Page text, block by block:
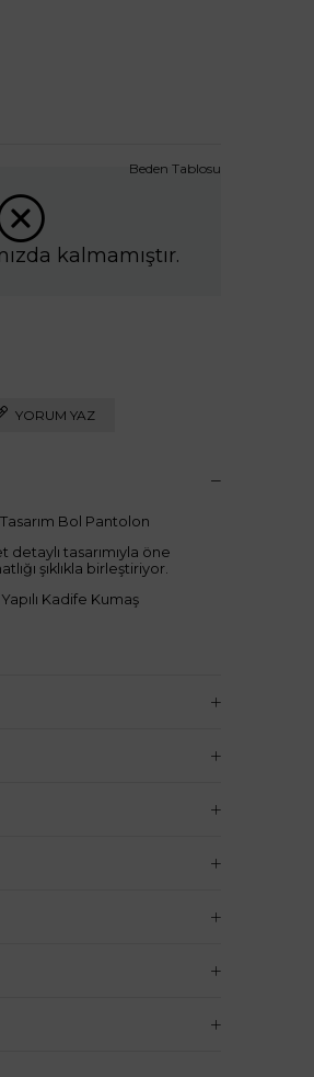
kalmamıştır.
Beden Tablosu
YORUM YAZ
Bol Pantolon
tasarımıyla öne
şıklıkla birleştiriyor.
Kadife Kumaş